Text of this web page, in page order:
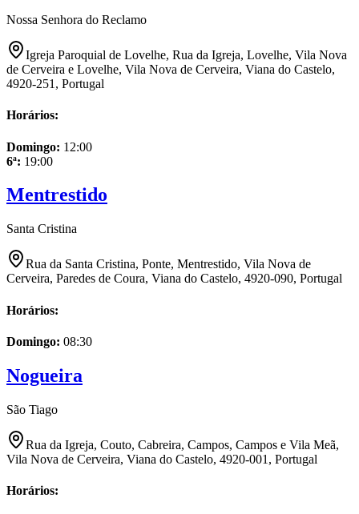
Nossa Senhora do Reclamo
Igreja Paroquial de Lovelhe, Rua da Igreja, Lovelhe, Vila Nova
de Cerveira e Lovelhe, Vila Nova de Cerveira, Viana do Castelo,
4920-251, Portugal
Horários:
Domingo: 12:00
6ª: 19:00
Mentrestido
Santa Cristina
Rua da Santa Cristina, Ponte, Mentrestido, Vila Nova de
Cerveira, Paredes de Coura, Viana do Castelo, 4920-090, Portugal
Horários:
Domingo: 08:30
Nogueira
São Tiago
Rua da Igreja, Couto, Cabreira, Campos, Campos e Vila Meã,
Vila Nova de Cerveira, Viana do Castelo, 4920-001, Portugal
Horários: